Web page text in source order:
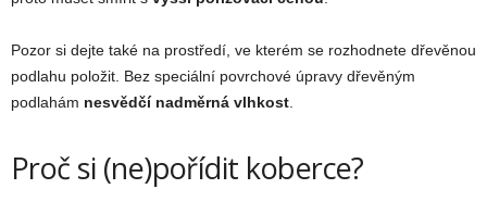
Pozor si dejte také na prostředí, ve kterém se rozhodnete dřevěnou
podlahu položit. Bez speciální povrchové úpravy dřevěným
podlahám nesvědčí nadměrná vlhkost
Proč si (ne)pořídit koberce?